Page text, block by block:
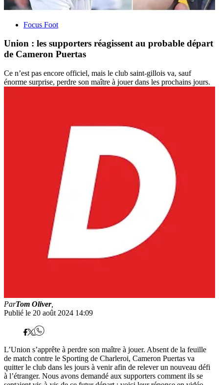
Focus Foot
Union : les supporters réagissent au probable départ
de Cameron Puertas
Ce n’est pas encore officiel, mais le club saint-gillois va, sauf
énorme surprise, perdre son maître à jouer dans les prochains jours.
ParTom Oliver,
Publié le 20 août 2024 14:09
L’Union s’apprête à perdre son maître à jouer. Absent de la feuille
de match contre le Sporting de Charleroi, Cameron Puertas va
quitter le club dans les jours à venir afin de relever un nouveau défi
à l’étranger. Nous avons demandé aux supporters comment ils se